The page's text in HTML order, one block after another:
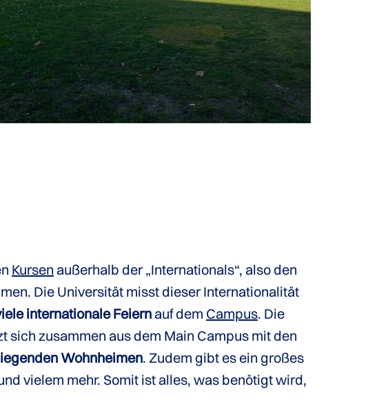
Kursen außerhalb der „Internationals“, also den
Die Universität misst dieser Internationalität
internationale Feiern auf dem Campus. Die
sich zusammen aus dem Main Campus mit den
Wohnheimen. Zudem gibt es ein großes
vielem mehr. Somit ist alles, was benötigt wird,